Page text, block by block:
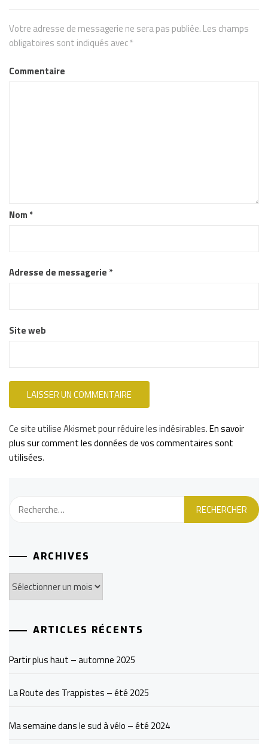
Votre adresse de messagerie ne sera pas publiée. Les champs
obligatoires sont indiqués avec*
Commentaire
Nom *
Adresse de messagerie *
Site web
Ce site utilise Akismet pour réduire les indésirables.En savoir
plus sur comment les données de vos commentaires sont
utilisées.
Rechercher :
ARCHIVES
Archives
ARTICLES RÉCENTS
Partir plus haut – automne 2025
La Route des Trappistes – été 2025
Ma semaine dans le sud à vélo – été 2024